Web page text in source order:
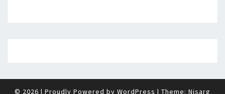
© 2026 | Proudly Powered by WordPress | Theme: Nisarg